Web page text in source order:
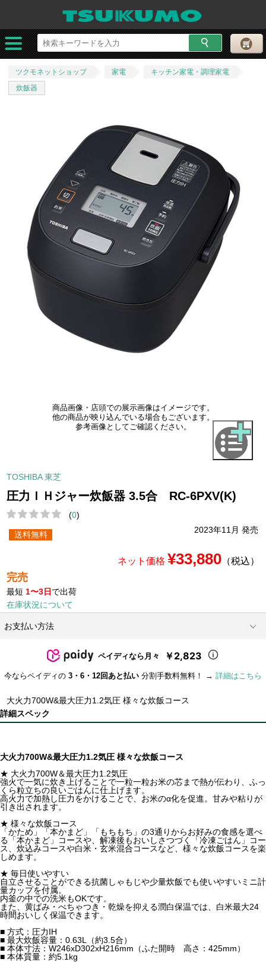
ツクモネットショップ 家電
キッチン家電・調理家電
炊飯器
商品画像・店頭での展示画像はイメージです。
他の商品が映り込んでいる場合もございます。
参考画像としてご確認ください。
TOSHIBA 東芝
圧力ＩＨジャー炊飯器 3.5合 RC-6PXV(K)
(0)
2023年11月 発売
送料無料
ネット価格 ¥33,880（税込）
完売
最短 1〜3日 で出荷
在庫状況について
お支払い方法
ペイディなら月々 ￥2,823
今ならペイディの 3・6・12回あと払い 分割手数料無料！ → 詳細はこちら
大火力700W&最大圧力1.2気圧 様々な炊飯コース
詳細スペック
大火力700W&最大圧力1.2気圧 様々な炊飯コース
★ 大火力700W＆最大圧力1.2気圧
強火で一気に炊き上げることで一粒一粒お米の芯まで熱が伝わり、ふっ
くら粒立ちの良いごはんに仕上げます。
高火力で加熱し圧力をかけることで、お米のα化を促進。甘みや粘りが
引き出されます。
★ 様々な炊飯コース
「かため」「本かまど」「もちもち」の3通りからお好みの食感を選べ
る「本かまど」コースや、解凍後もおいしさつづく「冷凍ごはん」コー
ス、炊込みコースや白米・玄米混合コースなど、様々な炊飯コースを楽
しめます。
★ 毎日使いやすい
自立させることができる抗菌しゃもじや少量炊飯でも使いやすいミニ計
量カップを付属。
内釜の中での洗米もOKです。
また、黄ばみ・べちゃつき・乾燥を抑える潤白保温では、白米最大24
時間おいしく保温できます。
■ 方式：圧力IH
■ 最大炊飯容量：0.63L（約3.5合）
■ 本体寸法：W246xD302xH216mm（ふた開時 高さ：425mm）
■ 本体質量：約5.1kg